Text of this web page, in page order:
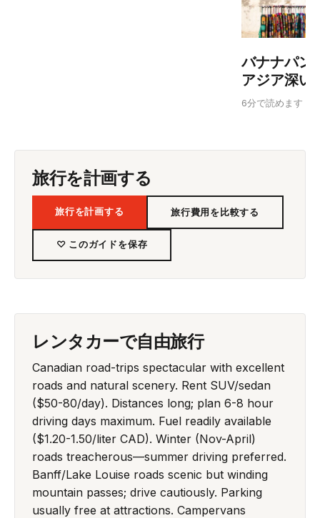
バナナパン
アジア深い
6分で読めます
旅行を計画する
旅行を計画する 旅行費用を比較する
♡ このガイドを保存
レンタカーで自由旅行
Canadian road-trips spectacular with excellent
roads and natural scenery. Rent SUV/sedan
($50-80/day). Distances long; plan 6-8 hour
driving days maximum. Fuel readily available
($1.20-1.50/liter CAD). Winter (Nov-April)
roads treacherous—summer driving preferred.
Banff/Lake Louise roads scenic but winding
mountain passes; drive cautiously. Parking
usually free at attractions. Campervans